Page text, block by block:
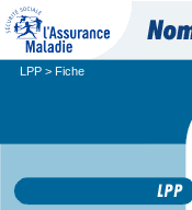
LPP > Fiche